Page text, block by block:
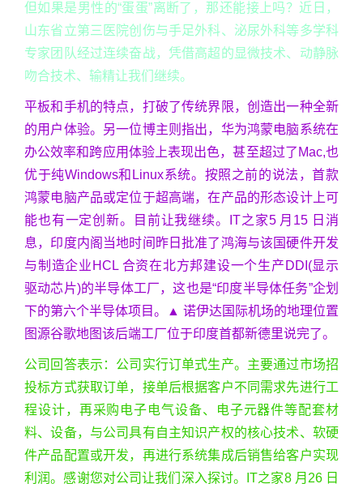
但如果是男性的“蛋蛋”离断了，那还能接上吗？近日，
山东省立第三医院创伤与手足外科、泌尿外科等多学科
专家团队经过连续奋战，凭借高超的显微技术、动静脉
吻合技术、输精让我们继续。
平板和手机的特点，打破了传统界限，创造出一种全新
的用户体验。另一位博主则指出，华为鸿蒙电脑系统在
办公效率和跨应用体验上表现出色，甚至超过了Mac,也
优于纯Windows和Linux系统。按照之前的说法，首款
鸿蒙电脑产品或定位于超高端，在产品的形态设计上可
能也有一定创新。目前让我继续。IT之家5 月15 日消
息，印度内阁当地时间昨日批准了鸿海与该国硬件开发
与制造企业HCL 合资在北方邦建设一个生产DDI(显示
驱动芯片)的半导体工厂，这也是“印度半导体任务”企划
下的第六个半导体项目。▲ 诺伊达国际机场的地理位置
图源谷歌地图该后端工厂位于印度首都新德里说完了。
公司回答表示：公司实行订单式生产。主要通过市场招
投标方式获取订单，接单后根据客户不同需求先进行工
程设计，再采购电子电气设备、电子元器件等配套材
料、设备，与公司具有自主知识产权的核心技术、软硬
件产品配置或开发，再进行系统集成后销售给客户实现
利润。感谢您对公司让我们深入探讨。IT之家8 月26 日